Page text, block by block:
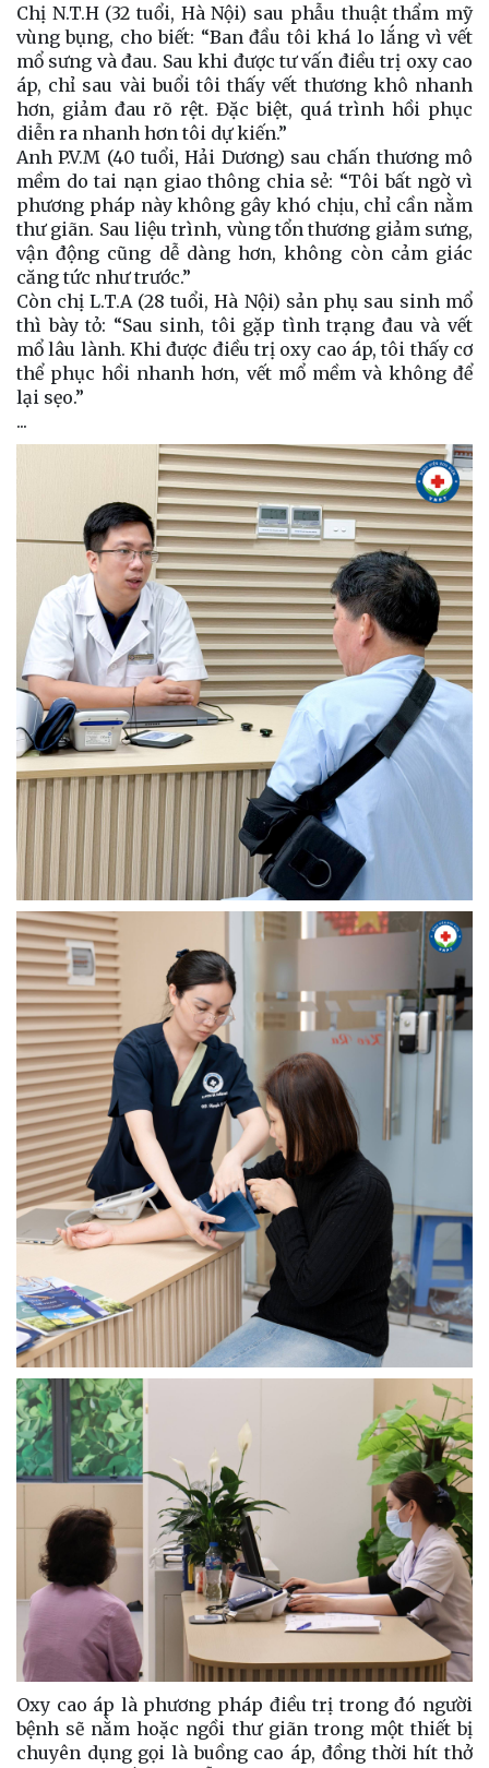
Chị N.T.H (32 tuổi, Hà Nội) sau phẫu thuật thẩm mỹ
vùng bụng, cho biết: “Ban đầu tôi khá lo lắng vì vết
mổ sưng và đau. Sau khi được tư vấn điều trị oxy cao
áp, chỉ sau vài buổi tôi thấy vết thương khô nhanh
hơn, giảm đau rõ rệt. Đặc biệt, quá trình hồi phục
diễn ra nhanh hơn tôi dự kiến.”
Anh P.V.M (40 tuổi, Hải Dương) sau chấn thương mô
mềm do tai nạn giao thông chia sẻ: “Tôi bất ngờ vì
phương pháp này không gây khó chịu, chỉ cần nằm
thư giãn. Sau liệu trình, vùng tổn thương giảm sưng,
vận động cũng dễ dàng hơn, không còn cảm giác
căng tức như trước.”
Còn chị L.T.A (28 tuổi, Hà Nội) sản phụ sau sinh mổ
thì bày tỏ: “Sau sinh, tôi gặp tình trạng đau và vết
mổ lâu lành. Khi được điều trị oxy cao áp, tôi thấy cơ
thể phục hồi nhanh hơn, vết mổ mềm và không để
lại sẹo.”
...
Oxy cao áp là phương pháp điều trị trong đó người
bệnh sẽ nằm hoặc ngồi thư giãn trong một thiết bị
chuyên dụng gọi là buồng cao áp, đồng thời hít thở